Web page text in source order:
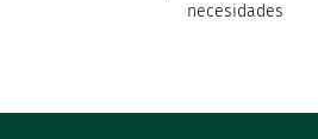
necesidades